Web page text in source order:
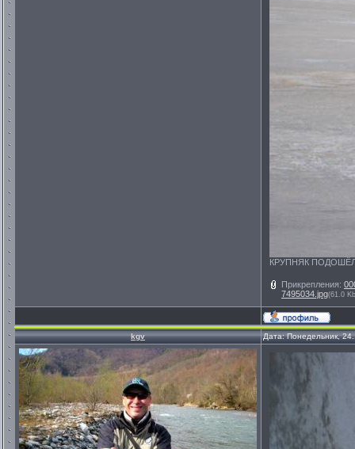
КРУПНЯК
Прикрепления:
7495034.jpg(61.0
kgv Дата: Понедельник,